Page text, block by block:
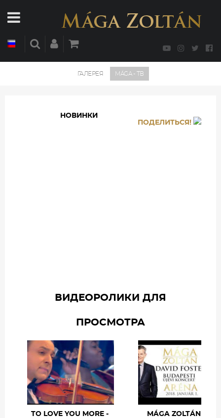
ГАЛЕРЕЯ MÁGA - ТВ
НОВИНКИ
ПОДЕЛИТЬСЯ!
ВИДЕОРОЛИКИ ДЛЯ
ПРОСМОТРА
TO LOVE YOU MORE -
MÁGA ZOLTÁN - X.